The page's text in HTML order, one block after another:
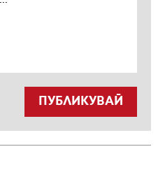
ПУБЛИКУВАЙ